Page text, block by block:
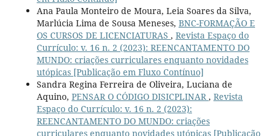
Ana Paula Monteiro de Moura, Leia Soares da Silva,
Marlúcia Lima de Sousa Meneses, BNC-FORMAÇÃO E
OS CURSOS DE LICENCIATURAS , Revista Espaço do
Currículo: v. 16 n. 2 (2023): REENCANTAMENTO DO
MUNDO: criações curriculares enquanto novidades
utópicas [Publicação em Fluxo Contínuo]
Sandra Regina Ferreira de Oliveira, Luciana de
Aquino, PENSAR O CÓDIGO DISICPLINAR, Revista
Espaço do Currículo: v. 16 n. 2 (2023):
REENCANTAMENTO DO MUNDO: criações
curriculares enquanto novidades utópicas [Publicação